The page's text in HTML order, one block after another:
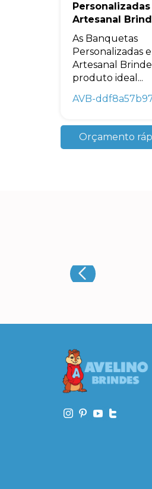
Artesanal
As Banquetas
Personalizadas
Artesanal
produto ideal...
AVB-
Orçamento